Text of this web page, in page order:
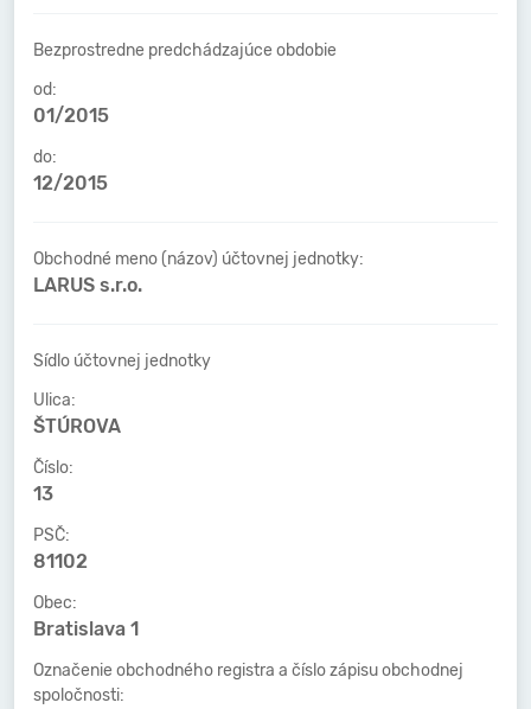
Bezprostredne predchádzajúce obdobie
od:
01/2015
do:
12/2015
Obchodné meno (názov) účtovnej jednotky:
LARUS s.r.o.
Sídlo účtovnej jednotky
Ulica:
ŠTÚROVA
Číslo:
13
PSČ:
81102
Obec:
Bratislava 1
Označenie obchodného registra a číslo zápisu obchodnej
spoločnosti: